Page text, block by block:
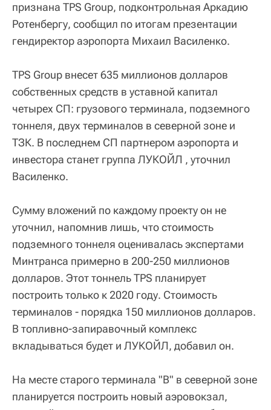
признана TPS Group, подконтрольная Аркадию
Ротенбергу, сообщил по итогам презентации
гендиректор аэропорта Михаил Василенко.
TPS Group внесет 635 миллионов долларов
собственных средств в уставной капитал
четырех СП: грузового терминала, подземного
тоннеля, двух терминалов в северной зоне и
ТЗК. В последнем СП партнером аэропорта и
инвестора станет группа ЛУКОЙЛ , уточнил
Василенко.
Сумму вложений по каждому проекту он не
уточнил, напомнив лишь, что стоимость
подземного тоннеля оценивалась экспертами
Минтранса примерно в 200-250 миллионов
долларов. Этот тоннель TPS планирует
построить только к 2020 году. Стоимость
терминалов - порядка 150 миллионов долларов.
В топливно-запиравочный комплекс
вкладываться будет и ЛУКОЙЛ, добавил он.
На месте старого терминала "В" в северной зоне
планируется построить новый аэровокзал,